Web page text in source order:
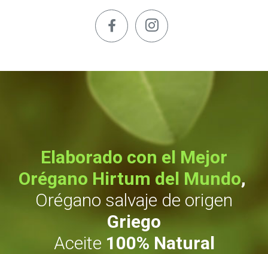
Elaborado con el Mejor
Orégano Hirtum del Mundo,
Orégano salvaje de origen
Griego
Aceite 100% Natural